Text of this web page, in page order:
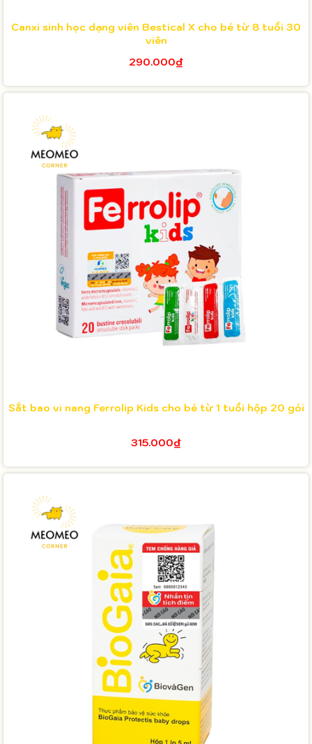
Canxi sinh học dạng viên Bestical X cho bé từ 8 tuổi 30
viên
290.000₫
Sắt bao vi nang Ferrolip Kids cho bé từ 1 tuổi hộp 20 gói
315.000₫